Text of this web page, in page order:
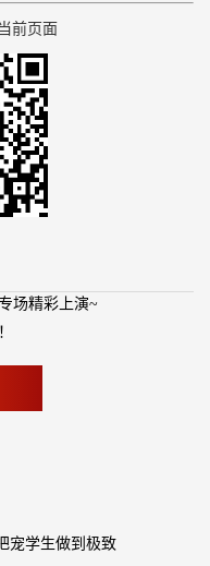
前页面
场精彩上演~
宠学生做到极致